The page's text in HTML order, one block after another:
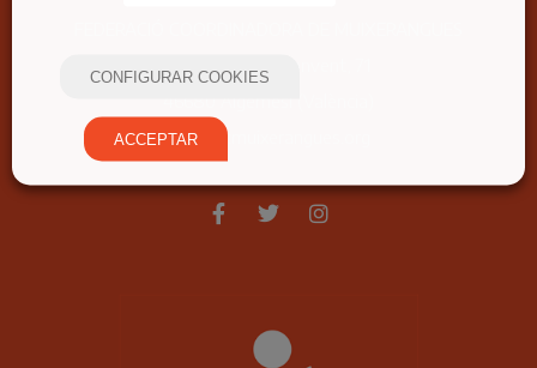
fcm@fcmuixerangues.org
CONFIGURAR COOKIES
ACCEPTAR